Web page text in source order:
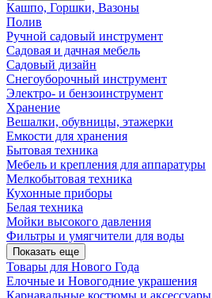
Кашпо, Горшки, Вазоны
Полив
Ручной садовый инструмент
Садовая и дачная мебель
Садовый дизайн
Снегоуборочный инструмент
Электро- и бензоинструмент
Хранение
Вешалки, обувницы, этажерки
Емкости для хранения
Бытовая техника
Мебель и крепления для аппаратуры
Мелкобытовая техника
Кухонные приборы
Белая техника
Мойки высокого давления
Фильтры и умягчители для воды
Показать еще
Товары для Нового Года
Елочные и Новогодние украшения
Карнавальные костюмы и аксессуары